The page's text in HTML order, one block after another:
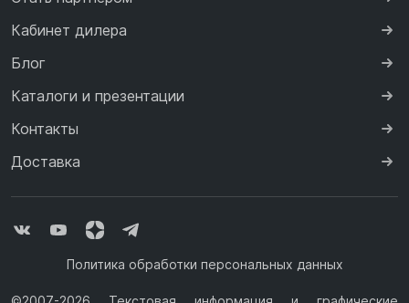
Кабинет дилера
Блог
Каталоги и презентации
Контакты
Доставка
Политика обработки персональных данных